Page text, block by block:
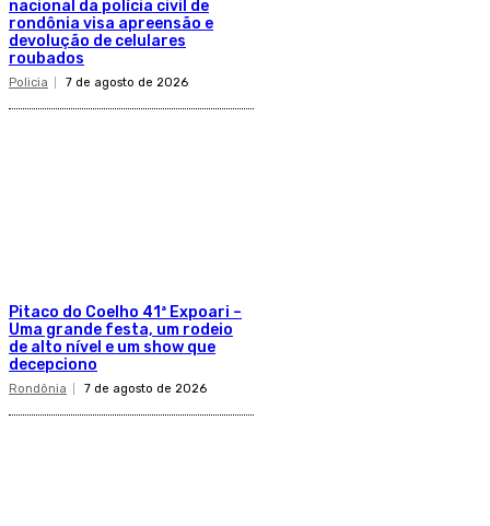
nacional da polícia civil de
rondônia visa apreensão e
devolução de celulares
roubados
Policia 7 de agosto de 2026
Pitaco do Coelho 41ª Expoari –
Uma grande festa, um rodeio
de alto nível e um show que
decepciono
Rondônia 7 de agosto de 2026